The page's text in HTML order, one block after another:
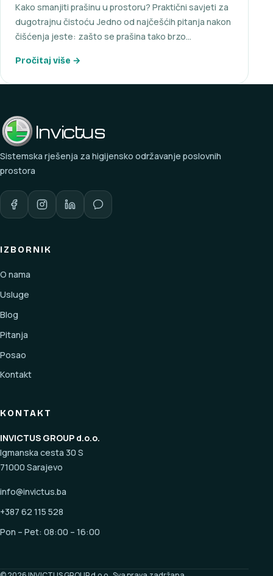
Kako smanjiti prašinu u prostoru? Praktični savjeti za
dugotrajnu čistoću Jedno od najčešćih pitanja nakon
čišćenja jeste: zašto se prašina tako brzo…
Pročitaj više →
Invictus
Sistemska rješenja za higijensko održavanje poslovnih
prostora
IZBORNIK
O nama
Usluge
Blog
Pitanja
Posao
Kontakt
KONTAKT
INVICTUS GROUP d.o.o.
Igmanska cesta 30 S
71000 Sarajevo
info@invictus.ba
+387 62 115 528
Pon – Pet: 08:00 – 16:00